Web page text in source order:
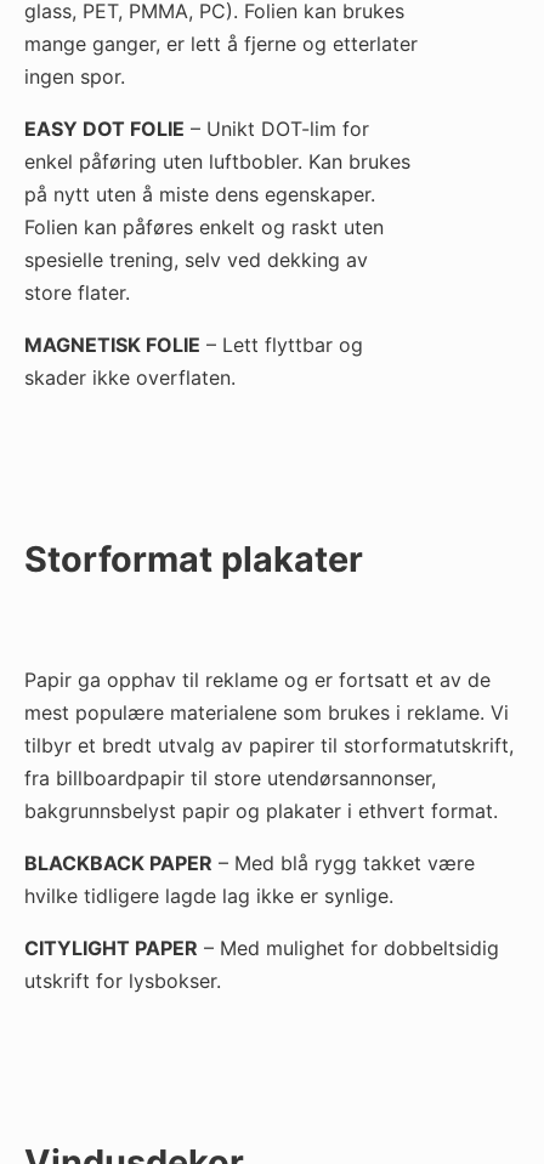
glass, PET, PMMA, PC). Folien kan brukes
mange ganger, er lett å fjerne og etterlater
ingen spor.
EASY DOT FOLIE – Unikt DOT-lim for
enkel påføring uten luftbobler. Kan brukes
på nytt uten å miste dens egenskaper.
Folien kan påføres enkelt og raskt uten
spesielle trening, selv ved dekking av
store flater.
MAGNETISK FOLIE – Lett flyttbar og
skader ikke overflaten.
Storformat plakater
Papir ga opphav til reklame og er fortsatt et av de
mest populære materialene som brukes i reklame. Vi
tilbyr et bredt utvalg av papirer til storformatutskrift,
fra billboardpapir til store utendørsannonser,
bakgrunnsbelyst papir og plakater i ethvert format.
BLACKBACK PAPER – Med blå rygg takket være
hvilke tidligere lagde lag ikke er synlige.
CITYLIGHT PAPER – Med mulighet for dobbeltsidig
utskrift for lysbokser.